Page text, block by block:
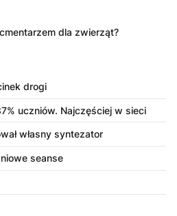
dla zwierząt?
drogi
uczniów. Najczęściej w sieci
własny syntezator
seanse